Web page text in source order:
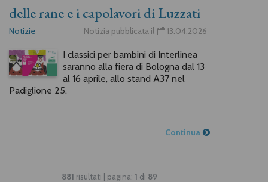
delle rane e i capolavori di Luzzati
Notizie Notizia pubblicata il 13.04.2026
I classici per bambini di Interlinea
saranno alla fiera di Bologna dal 13
al 16 aprile, allo stand A37 nel
Padiglione 25.
Continua
881 risultati | pagina: 1 di 89